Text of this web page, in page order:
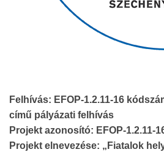
Felhívás: EFOP-1.2.11-16
című pályázati felhívás
Projekt azonosító: EFOP-1.2.11-
Projekt elnevezése: „Fiatalok